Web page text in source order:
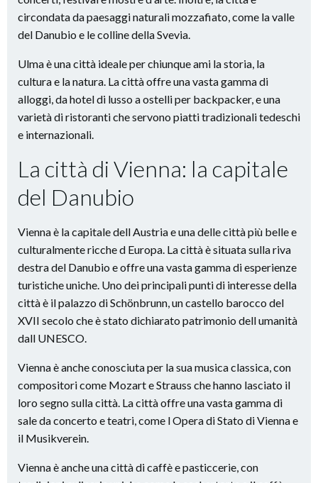
circondata da paesaggi naturali mozzafiato, come la valle
del Danubio e le colline della Svevia.
Ulma è una città ideale per chiunque ami la storia, la
cultura e la natura. La città offre una vasta gamma di
alloggi, da hotel di lusso a ostelli per backpacker, e una
varietà di ristoranti che servono piatti tradizionali tedeschi
e internazionali.
La città di Vienna: la capitale
del Danubio
Vienna è la capitale dell Austria e una delle città più belle e
culturalmente ricche d Europa. La città è situata sulla riva
destra del Danubio e offre una vasta gamma di esperienze
turistiche uniche. Uno dei principali punti di interesse della
città è il palazzo di Schönbrunn, un castello barocco del
XVII secolo che è stato dichiarato patrimonio dell umanità
dall UNESCO.
Vienna è anche conosciuta per la sua musica classica, con
compositori come Mozart e Strauss che hanno lasciato il
loro segno sulla città. La città offre una vasta gamma di
sale da concerto e teatri, come l Opera di Stato di Vienna e
il Musikverein.
Vienna è anche una città di caffè e pasticcerie, con